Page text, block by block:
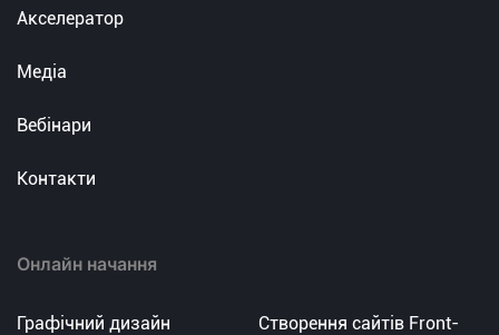
Акселератор
Медіа
Вебінари
Контакти
Онлайн начання
Графічний дизайн
Створення сайтів Front-